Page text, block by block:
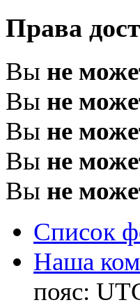
Права
Вы не
Вы не
Вы не
Вы не
Вы не
Список
Наша
пояс: